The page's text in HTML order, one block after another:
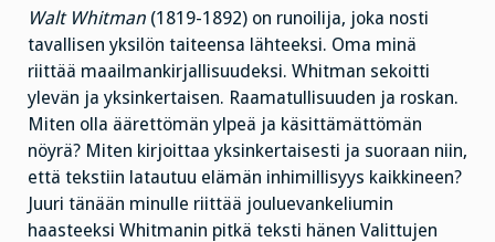
Walt Whitman (1819-1892) on runoilija, joka nosti
tavallisen yksilön taiteensa lähteeksi. Oma minä
riittää maailmankirjallisuudeksi. Whitman sekoitti
ylevän ja yksinkertaisen. Raamatullisuuden ja roskan.
Miten olla äärettömän ylpeä ja käsittämättömän
nöyrä? Miten kirjoittaa yksinkertaisesti ja suoraan niin,
että tekstiin latautuu elämän inhimillisyys kaikkineen?
Juuri tänään minulle riittää jouluevankeliumin
haasteeksi Whitmanin pitkä teksti hänen Valittujen